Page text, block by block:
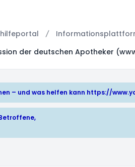
der deutschen Apotheker
– und was helfen kann https://